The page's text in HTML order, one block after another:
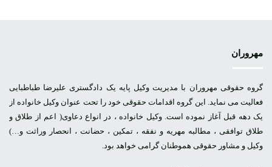
مهروران
گروه حقوقی مهروران با مدیریت وکیل پایه یک دادگستری علیرضا طباطبایی
فعالیت می نماید. این گروه اقدامات حقوقی خود را تحت عنوان وکیل خانواده از
یک دهه قبل آغاز نموده است. وکیل خانواده ، در انواع دعاوی( اعم از طلاق و
طلاق توافقی ، مطالبه مهریه و نفقه ، تمکین ، حضانت ، انحصار وراثت و…)
وکیل و مشاور حقوقی هموطنان گرامی خواهد بود.